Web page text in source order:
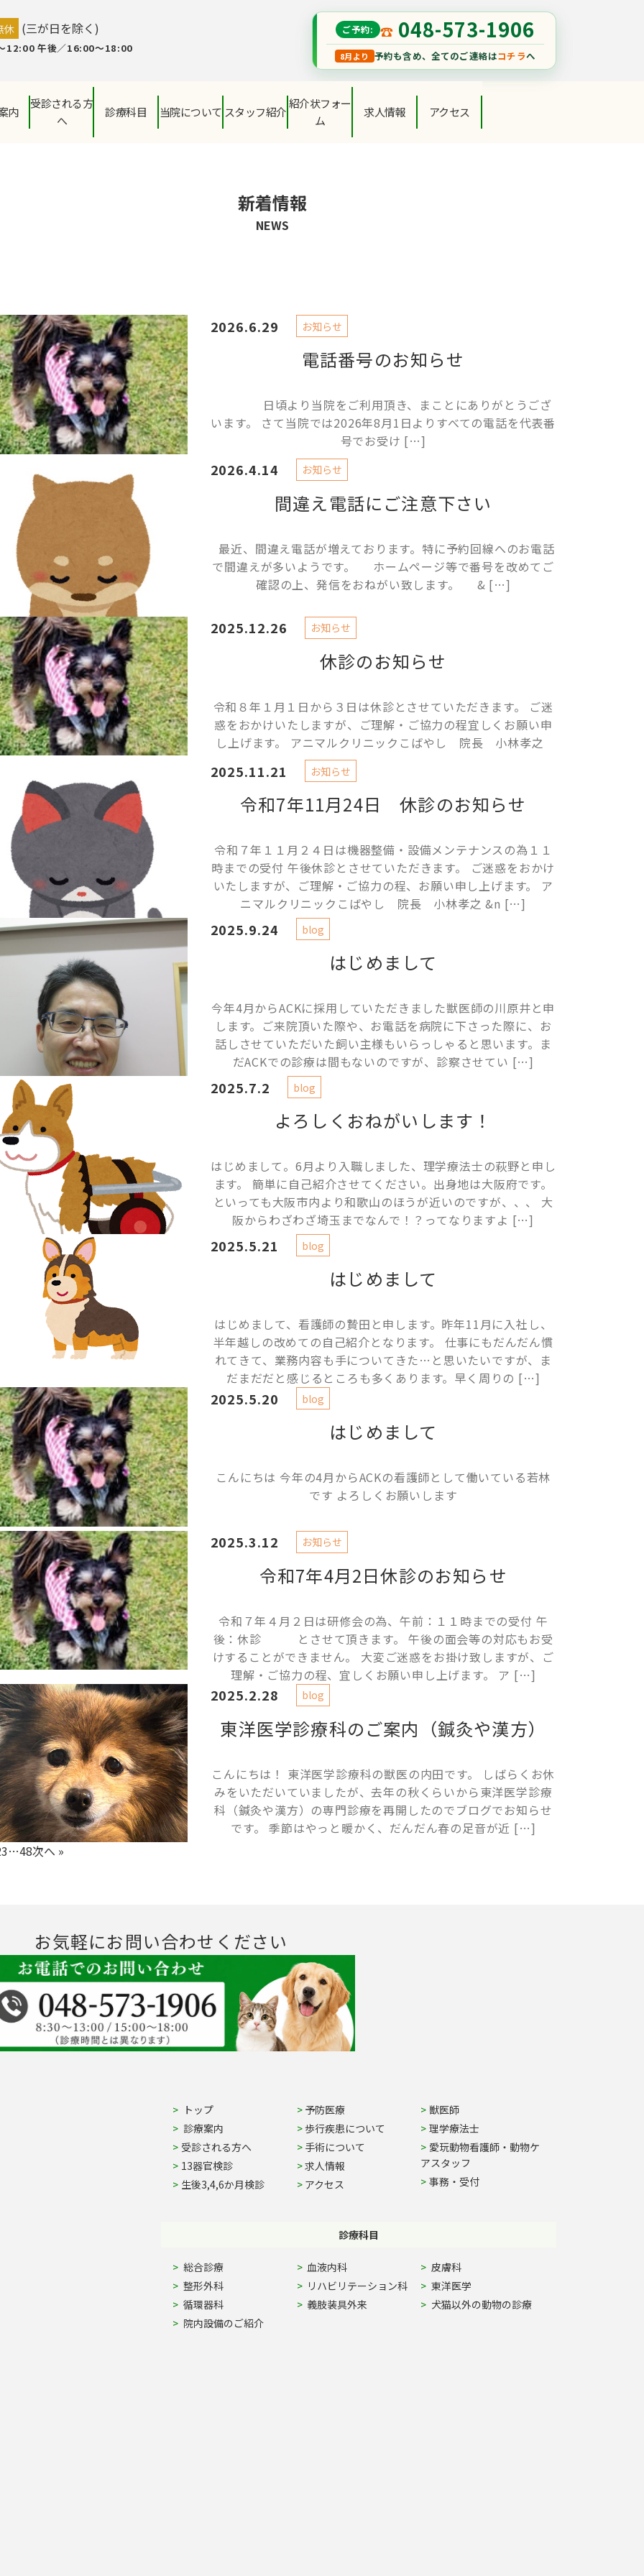
休 (三が日を除く)
12:00 午後／16:00～18:00
ご予約: 048-573-1906
8月より 予約も含め、全てのご連絡はコチラへ
内
受診される方
へ
診療科目 当院について スタッフ紹介
紹介状フォー
ム
求人情報 アクセス
新着情報
NEWS
電話番号のお知らせ
2026.6.29 お知らせ
日頃より当院をご利用頂き、まことにありがとうござ
います。 さて当院では2026年8月1日よりすべての電話を代表番
号でお受け […]
間違え電話にご注意下さい
2026.4.14 お知らせ
最近、間違え電話が増えております。特に予約回線へのお電話
で間違えが多いようです。 ホームページ等で番号を改めてご
確認の上、発信をおねがい致します。 & […]
休診のお知らせ
2025.12.26 お知らせ
令和８年１月１日から３日は休診とさせていただきます。 ご迷
惑をおかけいたしますが、ご理解・ご協力の程宜しくお願い申
し上げます。 アニマルクリニックこばやし 院長 小林孝之
令和7年11月24日 休診のお知らせ
2025.11.21 お知らせ
令和７年１１月２４日は機器整備・設備メンテナンスの為１１
時までの受付 午後休診とさせていただきます。 ご迷惑をおかけ
いたしますが、ご理解・ご協力の程、お願い申し上げます。 ア
ニマルクリニックこばやし 院長 小林孝之 &n […]
はじめまして
2025.9.24 blog
今年4月からACKに採用していただきました獣医師の川原井と申
します。ご来院頂いた際や、お電話を病院に下さった際に、お
話しさせていただいた飼い主様もいらっしゃると思います。ま
だACKでの診療は間もないのですが、診察させてい […]
よろしくおねがいします！
2025.7.2 blog
はじめまして。6月より入職しました、理学療法士の萩野と申し
ます。 簡単に自己紹介させてください。出身地は大阪府です。
といっても大阪市内より和歌山のほうが近いのですが、、、 大
阪からわざわざ埼玉までなんで！？ってなりますよ […]
はじめまして
2025.5.21 blog
はじめまして、看護師の贄田と申します。昨年11月に入社し、
半年越しの改めての自己紹介となります。 仕事にもだんだん慣
れてきて、業務内容も手についてきた…と思いたいですが、ま
だまだだと感じるところも多くあります。早く周りの […]
はじめまして
2025.5.20 blog
こんにちは 今年の4月からACKの看護師として働いている若林
です よろしくお願いします
令和7年4月2日休診のお知らせ
2025.3.12 お知らせ
令和７年４月２日は研修会の為、午前：１１時までの受付 午
後：休診 とさせて頂きます。 午後の面会等の対応もお受
けすることができません。 大変ご迷惑をお掛け致しますが、ご
理解・ご協力の程、宜しくお願い申し上げます。 ア […]
東洋医学診療科のご案内（鍼灸や漢方）
2025.2.28 blog
こんにちは！ 東洋医学診療科の獣医の内田です。 しばらくお休
みをいただいていましたが、去年の秋くらいから東洋医学診療
科（鍼灸や漢方）の専門診療を再開したのでブログでお知らせ
です。 季節はやっと暖かく、だんだん春の足音が近 […]
3…48次へ »
お気軽にお問い合わせください
Site Navigation
トップ
診療案内
受診される方へ
13器官検診
生後3,4,6か月検診
予防医療
歩行疾患について
手術について
求人情報
アクセス
獣医師
理学療法士
愛玩動物看護師・動物ケ
アスタッフ
事務・受付
診療科目
Site Navigation
総合診療
整形外科
循環器科
院内設備のご紹介
血液内科
リハビリテーション科
義肢装具外来
皮膚科
東洋医学
犬猫以外の動物の診療